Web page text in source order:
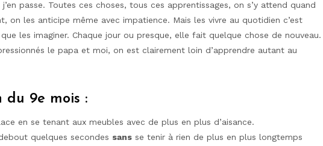
passe. Toutes ces choses, tous ces apprentissages, on s’y attend quand
on les anticipe même avec impatience. Mais les vivre au quotidien c’est
les imaginer. Chaque jour ou presque, elle fait quelque chose de nouveau.
le papa et moi, on est clairement loin d’apprendre autant au
du 9e mois :
en se tenant aux meubles avec de plus en plus d’aisance.
quelques secondes sans se tenir à rien de plus en plus longtemps